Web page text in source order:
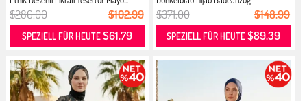
$286.00 $102.99
SPEZIELL FÜR HEUTE$61.79
$371.00 $148.99
SPEZIELL FÜR HEUTE$89.39